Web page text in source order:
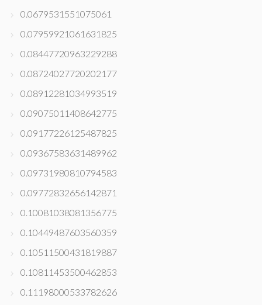
0.0679531551075061
0.07959921061631825
0.08447720963229288
0.08724027720202177
0.08912281034993519
0.09075011408642775
0.09177226125487825
0.09367583631489962
0.09731980810794583
0.09772832656142871
0.10081038081356775
0.10449487603560359
0.10511500431819887
0.10811453500462853
0.11198000533782626